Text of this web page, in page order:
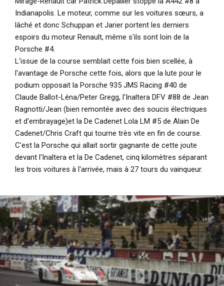
Indianapolis. Le moteur, comme sur les voitures sœurs, a
lâché et donc Schuppan et Jarier portent les derniers
espoirs du moteur Renault, même s'ils sont loin de la
Porsche #4.
L'issue de la course semblait cette fois bien scellée, à
l'avantage de Porsche cette fois, alors que la lute pour le
podium opposait la Porsche 935 JMS Racing #40 de
Claude Ballot-Léna/Peter Gregg, l'Inaltera DFV #88 de Jean
Ragnotti/Jean (bien remontée avec des soucis électriques
et d'embrayage)et la De Cadenet Lola LM #5 de Alain De
Cadenet/Chris Craft qui tourne très vite en fin de course.
C'est la Porsche qui allait sortir gagnante de cette joute
devant l'Inaltera et la De Cadenet, cinq kilomètres séparant
les trois voitures à l'arrivée, mais à 27 tours du vainqueur.